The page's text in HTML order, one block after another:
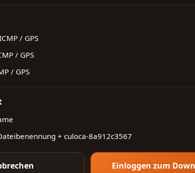
/ GPS
/ GPS
/ GPS
+ culoca-8a912c3567
Einloggen zum